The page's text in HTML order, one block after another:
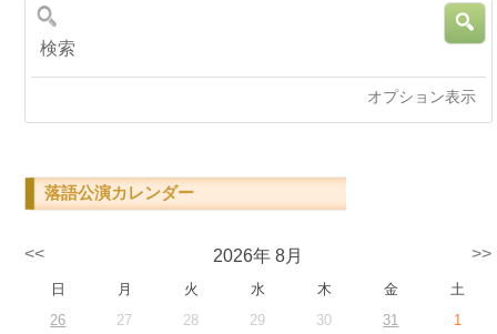
オプション表示
落語公演カレンダー
<< 2026年 8月 >>
日 月 火 水 木 金
土
26
27 28 29 30 31 1